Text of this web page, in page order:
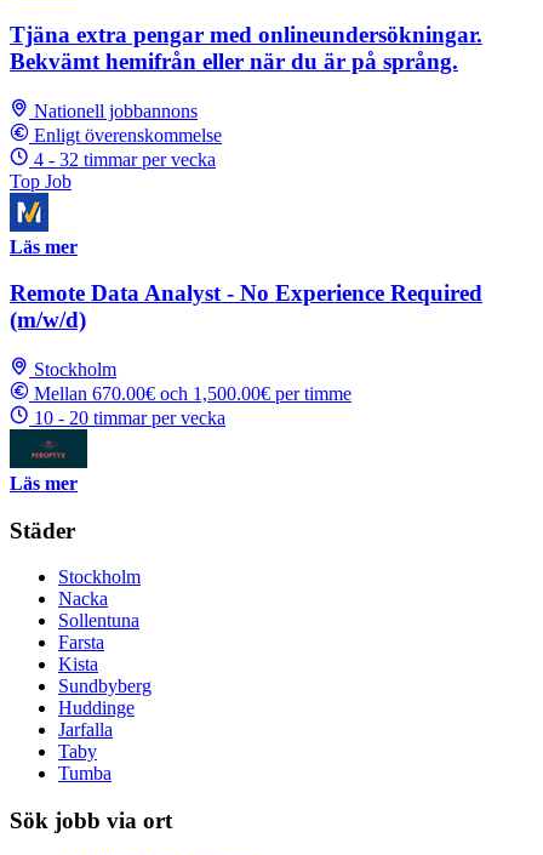
Tjäna extra pengar med onlineundersökningar.
Bekvämt hemifrån eller när du är på språng.
Nationell jobbannons
Enligt överenskommelse
4 - 32 timmar per vecka
Top Job
Läs mer
Remote Data Analyst - No Experience Required
(m/w/d)
Stockholm
Mellan 670.00€ och 1,500.00€ per timme
10 - 20 timmar per vecka
Läs mer
Städer
Stockholm
Nacka
Sollentuna
Farsta
Kista
Sundbyberg
Huddinge
Jarfalla
Taby
Tumba
Sök jobb via ort